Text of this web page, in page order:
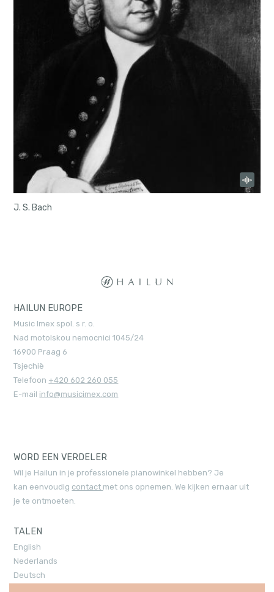
J. S. Bach
HAILUN EUROPE
Music Imex spol. s r. o.
Nad motolskou nemocnici 1045/24
16900 Praag 6
Tsjechië
Telefoon +420 602 260 055
E-mail info@musicimex.com
WORD EEN VERDELER
Wil je Hailun in je professionele pianowinkel hebben? Je
kan eenvoudig contact met ons opnemen. We kijken ernaar uit
je te ontmoeten.
TALEN
English
Nederlands
Deutsch